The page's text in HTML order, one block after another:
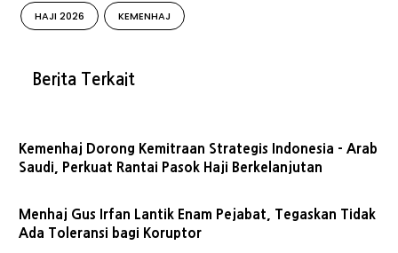
HAJI 2026 KEMENHAJ
Berita Terkait
Kemenhaj Dorong Kemitraan Strategis Indonesia - Arab
Saudi, Perkuat Rantai Pasok Haji Berkelanjutan
Menhaj Gus Irfan Lantik Enam Pejabat, Tegaskan Tidak
Ada Toleransi bagi Koruptor